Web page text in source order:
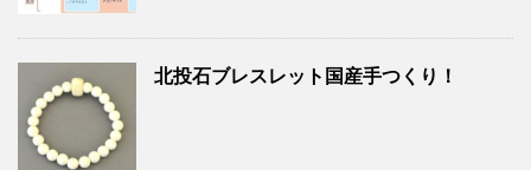
北投石ブレスレット国産手つくり！